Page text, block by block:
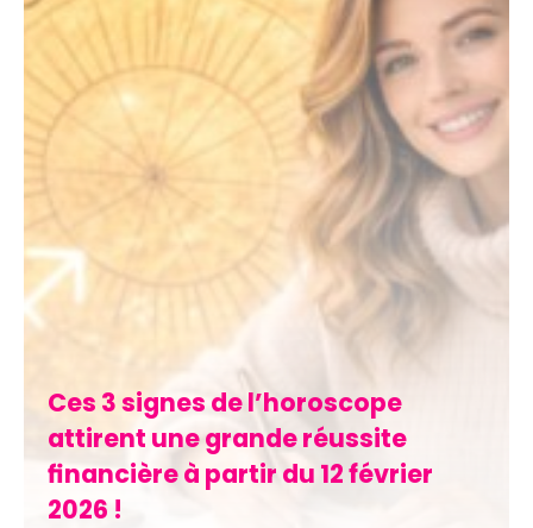
Ces 3 signes de l’horoscope
attirent une grande réussite
financière à partir du 12 février
2026 !